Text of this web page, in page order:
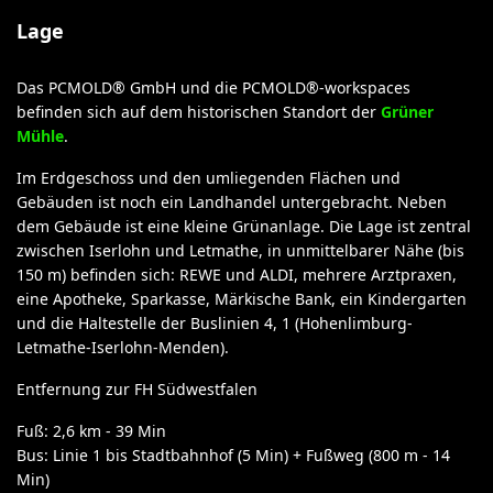
Lage
Das PCMOLD® GmbH und die PCMOLD®-workspaces
befinden sich auf dem historischen Standort der Grüner
Mühle.
Im Erdgeschoss und den umliegenden Flächen und
Gebäuden ist noch ein Landhandel untergebracht. Neben
dem Gebäude ist eine kleine Grünanlage. Die Lage ist zentral
zwischen Iserlohn und Letmathe, in unmittelbarer Nähe (bis
150 m) befinden sich: REWE und ALDI, mehrere Arztpraxen,
eine Apotheke, Sparkasse, Märkische Bank, ein Kindergarten
und die Haltestelle der Buslinien 4, 1 (Hohenlimburg-
Letmathe-Iserlohn-Menden).
Entfernung zur FH Südwestfalen
Fuß: 2,6 km - 39 Min
Bus: Linie 1 bis Stadtbahnhof (5 Min) + Fußweg (800 m - 14
Min)